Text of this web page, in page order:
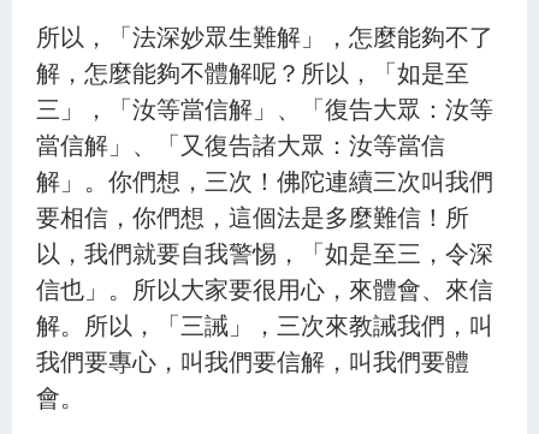
所以，「法深妙眾生難解」，怎麼能夠不了
解，怎麼能夠不體解呢？所以，「如是至
三」，「汝等當信解」、「復告大眾：汝等
當信解」、「又復告諸大眾：汝等當信
解」。你們想，三次！佛陀連續三次叫我們
要相信，你們想，這個法是多麼難信！所
以，我們就要自我警惕，「如是至三，令深
信也」。所以大家要很用心，來體會、來信
解。所以，「三誡」，三次來教誡我們，叫
我們要專心，叫我們要信解，叫我們要體
會。